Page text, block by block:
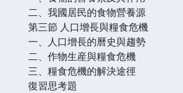
二、我國居民的食物營養源
第三節 人口增長與糧食危機
一、人口增長的曆史與趨勢
二、作物生産與糧食危機
三、糧食危機的解決途徑
復習思考題